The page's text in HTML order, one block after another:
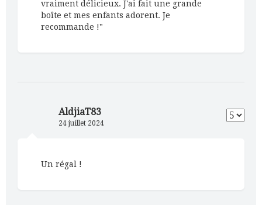
vraiment délicieux. J'ai fait une grande
boîte et mes enfants adorent. Je
recommande !"
AldjiaT83
24 juillet 2024
Un régal !